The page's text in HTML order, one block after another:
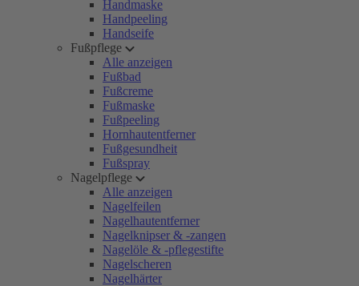
Handmaske
Handpeeling
Handseife
Fußpflege
Alle anzeigen
Fußbad
Fußcreme
Fußmaske
Fußpeeling
Hornhautentferner
Fußgesundheit
Fußspray
Nagelpflege
Alle anzeigen
Nagelfeilen
Nagelhautentferner
Nagelknipser & -zangen
Nagelöle & -pflegestifte
Nagelscheren
Nagelhärter